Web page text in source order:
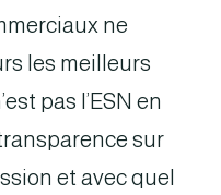
ne
les meilleurs
pas l’ESN en
sur
et avec quel